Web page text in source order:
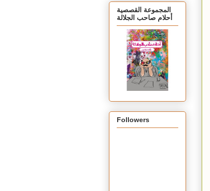
المجموعة القصصية
أحلام صاحب الجلالة
Followers